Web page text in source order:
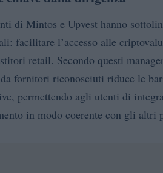
di Mintos e Upvest hanno
facilitare l’accesso alle
retail. Secondo questi
fornitori riconosciuti riduce le
permettendo agli utenti di
in modo coerente con gli